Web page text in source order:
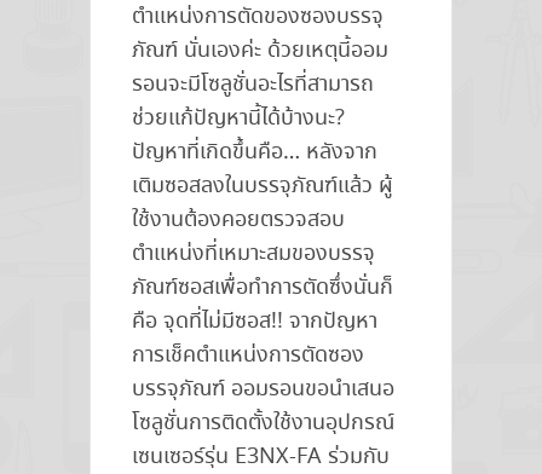
ตำแหน่งการตัดของซองบรรจุ
ภัณฑ์ นั่นเองค่ะ ด้วยเหตุนี้ออม
รอนจะมีโซลูชั่นอะไรที่สามารถ
ช่วยแก้ปัญหานี้ได้บ้างนะ?
ปัญหาที่เกิดขึ้นคือ… หลังจาก
เติมซอสลงในบรรจุภัณฑ์แล้ว ผู้
ใช้งานต้องคอยตรวจสอบ
ตำแหน่งที่เหมาะสมของบรรจุ
ภัณฑ์ซอสเพื่อทำการตัดซึ่งนั่นก็
คือ จุดที่ไม่มีซอส!! จากปัญหา
การเช็คตำแหน่งการตัดซอง
บรรจุภัณฑ์ ออมรอนขอนำเสนอ
โซลูชั่นการติดตั้งใช้งานอุปกรณ์
เซนเซอร์รุ่น E3NX-FA ร่วมกับ